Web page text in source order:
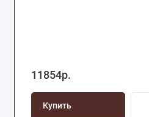
11854р.
Купить